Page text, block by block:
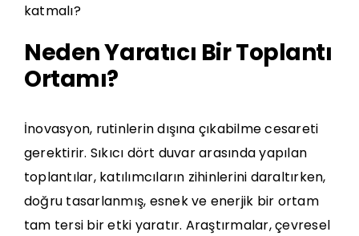
katmalı?
Neden Yaratıcı Bir Toplantı
Ortamı?
İnovasyon, rutinlerin dışına çıkabilme cesareti
gerektirir. Sıkıcı dört duvar arasında yapılan
toplantılar, katılımcıların zihinlerini daraltırken,
doğru tasarlanmış, esnek ve enerjik bir ortam
tam tersi bir etki yaratır. Araştırmalar, çevresel